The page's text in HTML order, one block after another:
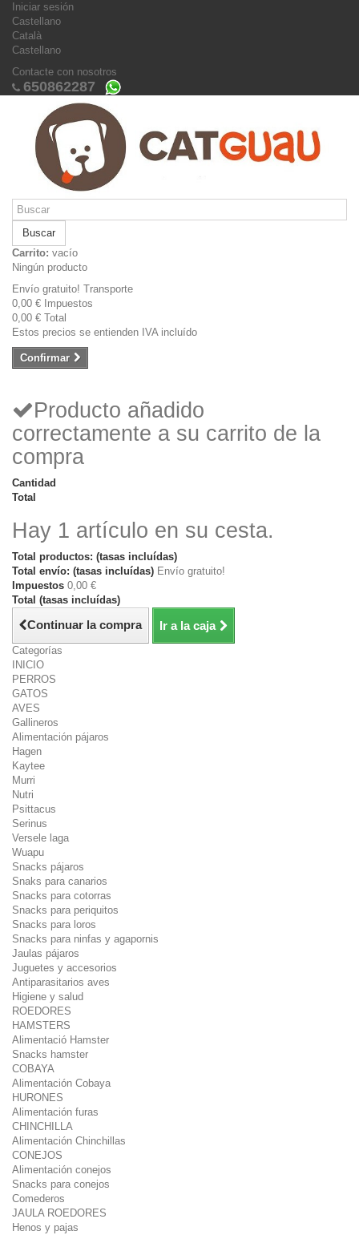
Iniciar sesión
Castellano
Català
Castellano
Contacte con nosotros
650862287
Buscar
Carrito: vacío
Ningún producto
Envío gratuito! Transporte
0,00 € Impuestos
0,00 € Total
Estos precios se entienden IVA incluído
Confirmar
Producto añadido
correctamente a su carrito de la
compra
Cantidad
Total
Hay 1 artículo en su cesta.
Total productos: (tasas incluídas)
Total envío: (tasas incluídas) Envío gratuito!
Impuestos 0,00 €
Total (tasas incluídas)
Continuar la compra Ir a la caja
Categorías
INICIO
PERROS
GATOS
AVES
Gallineros
Alimentación pájaros
Hagen
Kaytee
Murri
Nutri
Psittacus
Serinus
Versele laga
Wuapu
Snacks pájaros
Snaks para canarios
Snacks para cotorras
Snacks para periquitos
Snacks para loros
Snacks para ninfas y agapornis
Jaulas pájaros
Juguetes y accesorios
Antiparasitarios aves
Higiene y salud
ROEDORES
HAMSTERS
Alimentació Hamster
Snacks hamster
COBAYA
Alimentación Cobaya
HURONES
Alimentación furas
CHINCHILLA
Alimentación Chinchillas
CONEJOS
Alimentación conejos
Snacks para conejos
Comederos
JAULA ROEDORES
Henos y pajas